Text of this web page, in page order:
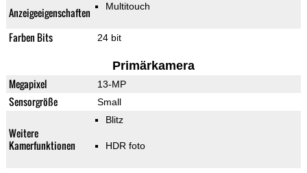
Anzeigeeigenschaften Multitouch
Farben Bits 24 bit
Primärkamera
Megapixel 13-MP
Sensorgröße Small
Weitere
Kamerfunktionen
Blitz
HDR foto